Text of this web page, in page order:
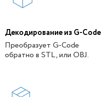
Декодирование из G-Code
Преобразует G-Code
обратно в STL, или OBJ.